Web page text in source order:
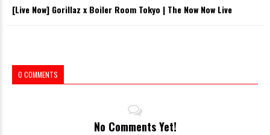
[Live Now] Gorillaz x Boiler Room Tokyo | The Now Now Live
0 COMMENTS
No Comments Yet!